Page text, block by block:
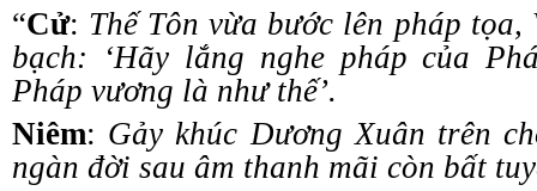
“Cử: Thế Tôn vừa bước lên pháp tọa,
bạch:
‘Hãy lắng nghe pháp của
Pháp vương là như thế’.
Niêm: Gảy khúc Dương Xuân trên
ngàn đời sau âm thanh mãi còn bất